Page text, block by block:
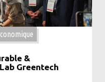
&
Greentech